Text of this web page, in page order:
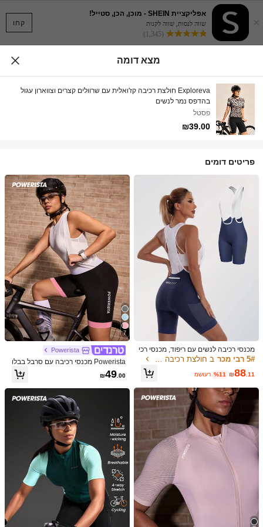
קחו ×
אפליקציית SHEIN - מוכן, הכן, סטייל!
שווה לנסות, שווה לקנות
(1,345)
₪ 39.00
Exploreva חולצת רכיבה קז'ואלית עם
שרוולים קצרים וצווארון עגול בהדפס נמר לנשים
5.00
8/10
(L)
12
מצא דומה
Exploreva חולצת רכיבה קז'ואלית עם שרוולים קצרים וצווארון עגול
בהדפס נמר לנשים
פסטל
₪39.00
פריטים דומים
מכנסי רכיבה לנשים עם ריפוד, מכנסי רכי
בה לנשים עם ריפוד 4D, עם כיסי רשת ל
5# רבי מכר
₪88.11
%11 משוער
7
Powerista
Powerista מכנסי רכיבה עם סרבל בבלו
קים של צבעים וטלאים לנשים
₪49.00